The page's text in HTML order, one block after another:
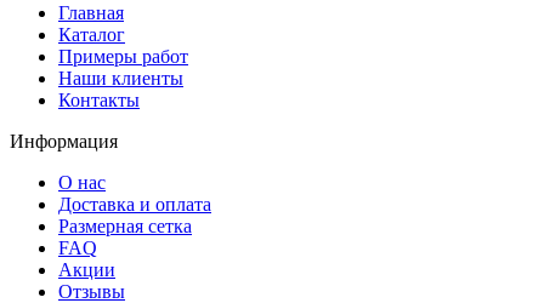
Главная
Каталог
Примеры работ
Наши клиенты
Контакты
Информация
О нас
Доставка и оплата
Размерная сетка
FAQ
Акции
Отзывы